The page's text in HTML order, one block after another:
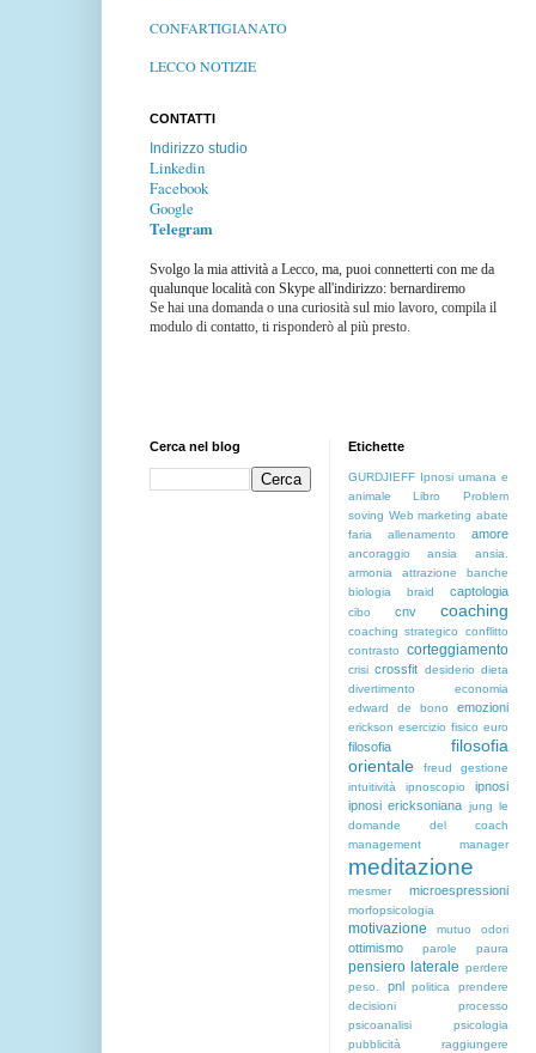
CONFARTIGIANATO
LECCO NOTIZIE
CONTATTI
Indirizzo studio
Linkedin
Facebook
Google
Telegram
Svolgo la mia attività a Lecco, ma, puoi connetterti con me da
qualunque località con Skype all'indirizzo: bernardiremo
Se hai una domanda o una curiosità sul mio lavoro, compila il
modulo di contatto, ti risponderò al più presto.
Cerca nel blog Etichette
GURDJIEFF Ipnosi umana e
animale
Libro
Problem
soving Web marketing abate
faria
allenamento amore
ancoraggio ansia
ansia.
armonia
attrazione
banche
biologia
braid captologia
cibo cnv coaching
coaching strategico
conflitto
contrasto
corteggiamento
crisi crossfit desiderio dieta
divertimento
economia
edward de bono
emozioni
erickson esercizio fisico euro
filosofia
filosofia
orientale
freud
gestione
intuitività
ipnoscopio
ipnosi
ipnosi ericksoniana jung le
domande del coach
management
manager
meditazione
mesmer microespressioni
morfopsicologia
motivazione mutuo odori
ottimismo parole paura
pensiero laterale perdere
peso.
pnl politica
prendere
decisioni
processo
psicoanalisi
psicologia
pubblicità
raggiungere